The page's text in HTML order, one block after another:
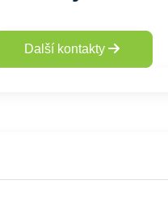
Další kontakty